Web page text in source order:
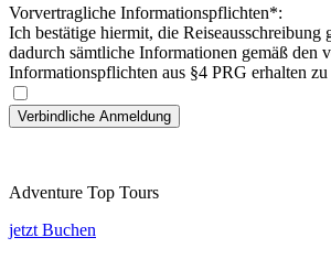
Vorvertragliche Informationspflichten*:
Ich bestätige hiermit, die Reiseausschreibung
dadurch sämtliche Informationen gemäß den
Informationspflichten aus §4 PRG erhalten zu
Adventure Top Tours
jetzt Buchen